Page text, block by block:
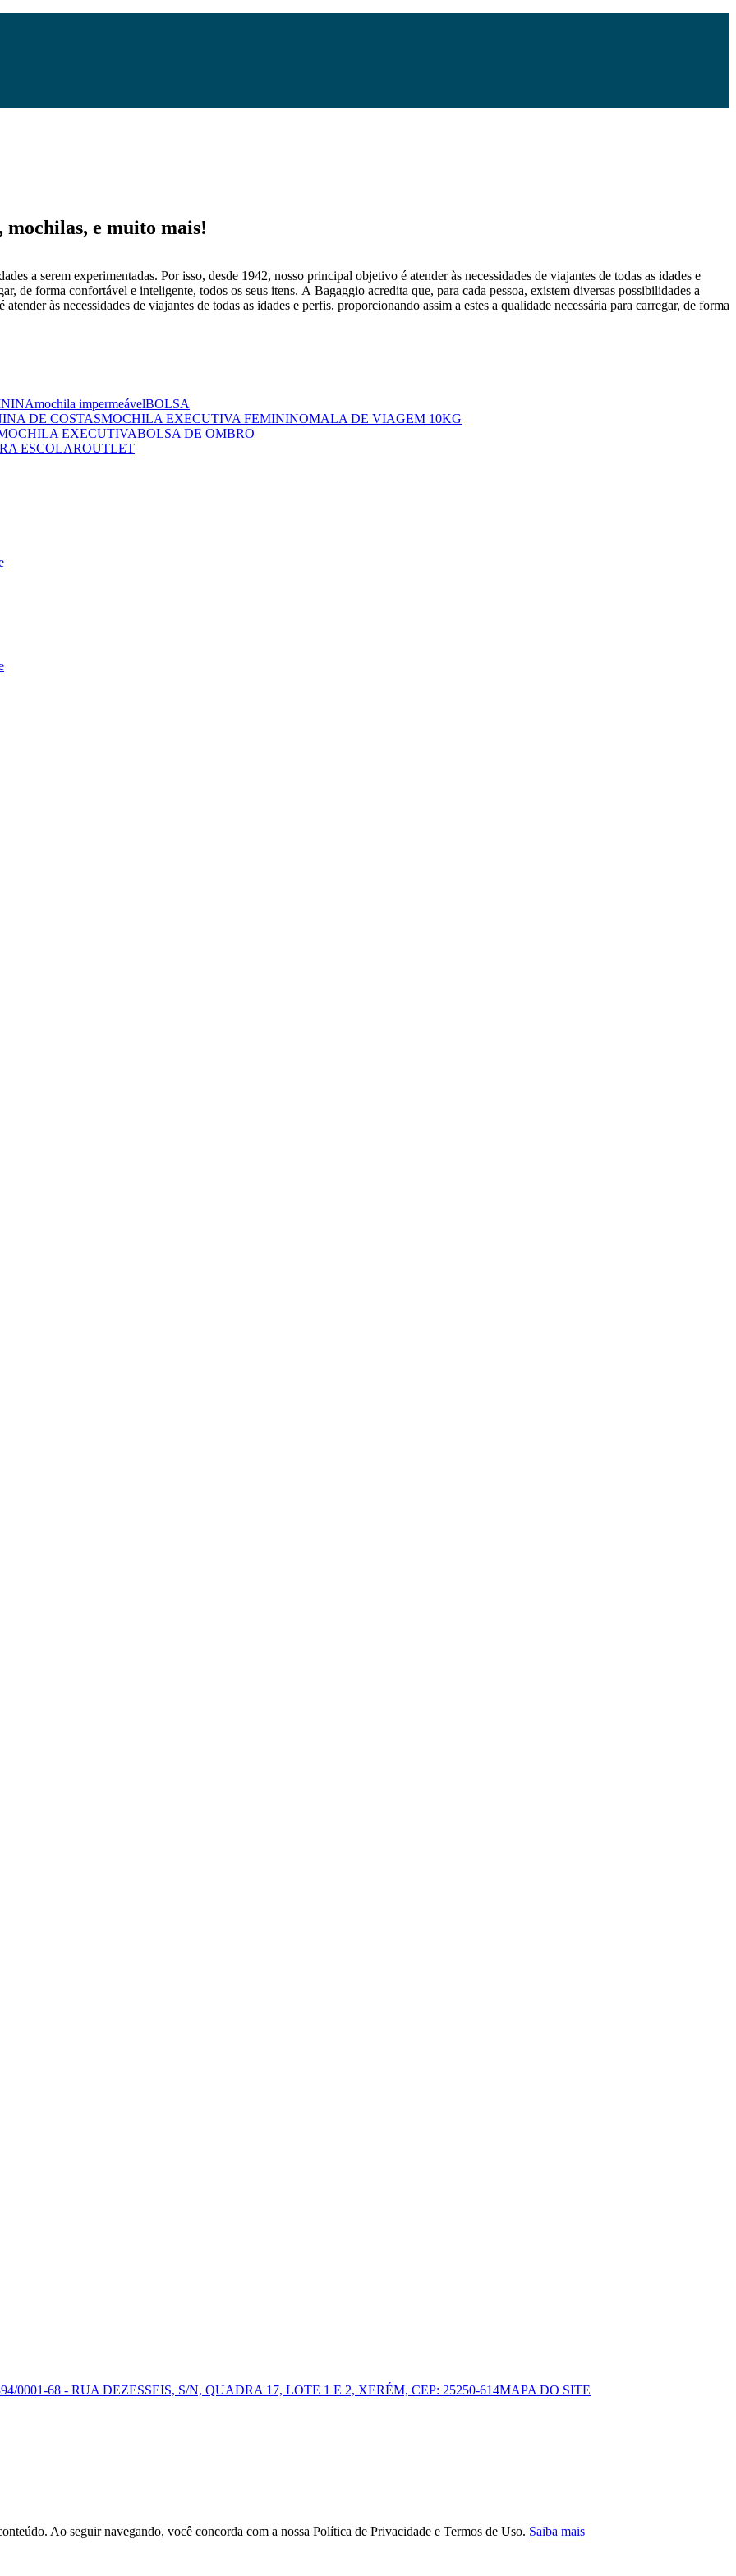
e muito mais!
a serem experimentadas. Por isso, desde 1942, nosso principal objetivo é atender às necessidades de viajantes de todas as idades e
de forma confortável e inteligente, todos os seus itens. A Bagaggio acredita que, para cada pessoa, existem diversas possibilidades a
às necessidades de viajantes de todas as idades e perfis, proporcionando assim a estes a qualidade necessária para carregar, de forma
mochila impermeávelBOLSA
DE COSTASMOCHILA EXECUTIVA FEMININOMALA DE VIAGEM 10KG
EXECUTIVABOLSA DE OMBRO
ESCOLAROUTLET
0001-68 - RUA DEZESSEIS, S/N, QUADRA 17, LOTE 1 E 2, XERÉM, CEP: 25250-614MAPA DO SITE
Ao seguir navegando, você concorda com a nossa Política de Privacidade e Termos de Uso. Saiba mais